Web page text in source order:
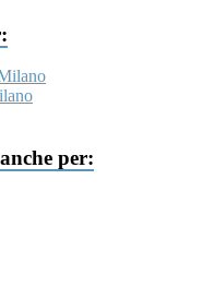
per: